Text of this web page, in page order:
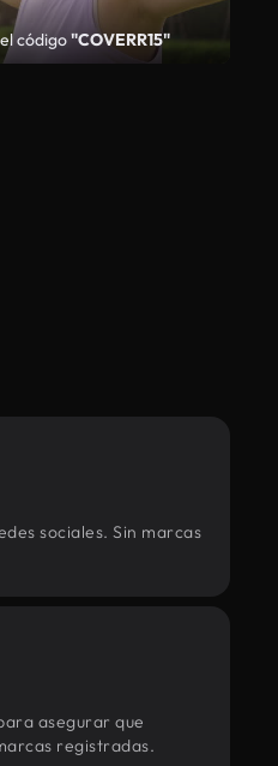
código"COVERR15"
sociales. Sin marcas
asegurar que
registradas.